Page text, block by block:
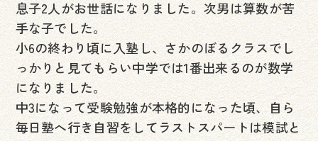
息子2人がお世話になりました。次男は算数が苦
手な子でした。
小6の終わり頃に入塾し、さかのぼるクラスでし
っかりと見てもらい中学では1番出来るのが数学
になりました。
中3になって受験勉強が本格的になった頃、自ら
毎日塾へ行き自習をしてラストスパートは模試と